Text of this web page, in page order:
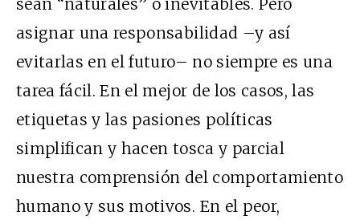
asignar una responsabilidad –y así
evitarlas en el futuro– no siempre es una
tarea fácil. En el mejor de los casos, las
etiquetas y las pasiones políticas
simplifican y hacen tosca y parcial
nuestra comprensión del comportamiento
humano y sus motivos. En el peor,